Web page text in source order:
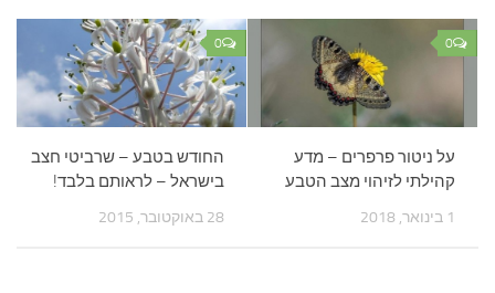
0
החודש בטבע – שרביטי חצב
בישראל – לראותם בלבד!
28 באוקטובר, 2015
0
על ניטור פרפרים – מדע
קהילתי לזיהוי מצב הטבע
1 בינואר, 2018